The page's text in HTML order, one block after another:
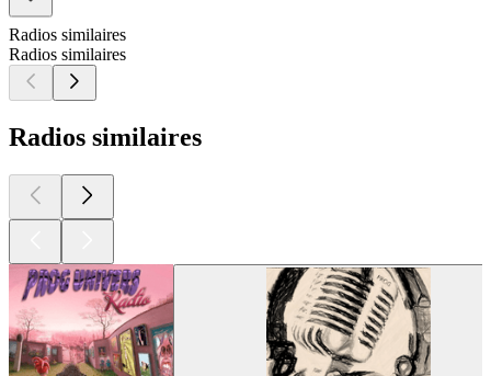
Radios similaires
Radios similaires
Radios similaires